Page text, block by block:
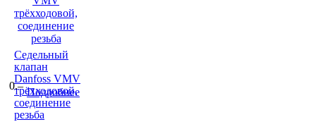
Седельный
клапан
Danfoss VMV
трёхходовой,
соединение
резьба
0.–
Подробнее